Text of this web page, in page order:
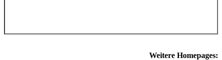
Weitere Homepages: